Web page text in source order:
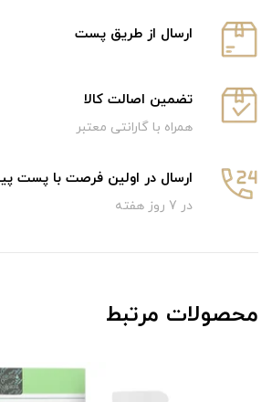
ارسال از طریق پست
تضمین اصالت کالا
همراه با گارانتی معتبر
ارسال در اولین فرصت با پست
در 7 روز هفته
محصولات مرتبط